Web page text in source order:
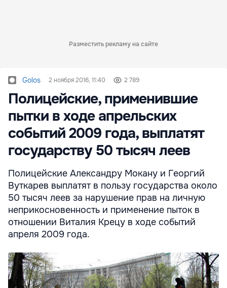
Разместить рекламу на сайте
Golos 2 ноября 2016, 11:40 2 789
Полицейские, применившие
пытки в ходе апрельских
событий 2009 года, выплатят
государству 50 тысяч леев
Полицейские Александру Мокану и Георгий
Вуткарев выплатят в пользу государства около
50 тысяч леев за нарушение прав на личную
неприкосновенность и применение пыток в
отношении Виталия Крецу в ходе событий
апреля 2009 года.